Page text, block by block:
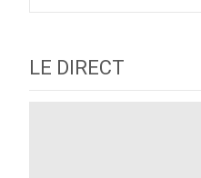
LE DIRECT